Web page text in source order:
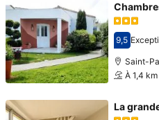
Avec une
9,5
Saint-
À 1,4
La